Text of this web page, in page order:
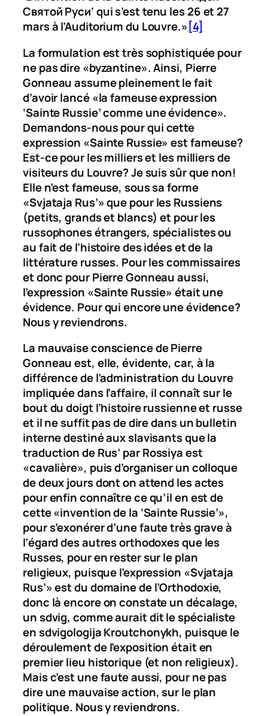
Святой Рyси‘ qui s’est tenu les 26 et 27
mars à l’Auditorium du Louvre.» [4]
La formulation est très sophistiquée pour
ne pas dire «byzantine». Ainsi, Pierre
Gonneau assume pleinement le fait
d’avoir lancé «la fameuse expression
‘Sainte Russie’ comme une évidence».
Demandons-nous pour qui cette
expression «Sainte Russie» est fameuse?
Est-ce pour les milliers et les milliers de
visiteurs du Louvre? Je suis sûr que non!
Elle n’est fameuse, sous sa forme
«Svjataja Rus’» que pour les Russiens
(petits, grands et blancs) et pour les
russophones étrangers, spécialistes ou
au fait de l’histoire des idées et de la
littérature russes. Pour les commissaires
et donc pour Pierre Gonneau aussi,
l’expression «Sainte Russie» était une
évidence. Pour qui encore une évidence?
Nous y reviendrons.
La mauvaise conscience de Pierre
Gonneau est, elle, évidente, car, à la
différence de l’administration du Louvre
impliquée dans l’affaire, il connaît sur le
bout du doigt l’histoire russienne et russe
et il ne suffit pas de dire dans un bulletin
interne destiné aux slavisants que la
traduction deRus’ parRossiyaest
«cavalière», puis d’organiser un colloque
de deux jours dont on attend les actes
pour enfin connaître ce qu’il en est de
cette «invention de la ‘Sainte Russie’»,
pour s’exonérer d’une faute très grave à
l’égard des autres orthodoxes que les
Russes, pour en rester sur le plan
religieux, puisque l’expression «Svjataja
Rus’» est du domaine de l’Orthodoxie,
donc là encore on constate un décalage,
unsdvig, comme aurait dit le spécialiste
ensdvigologijaKroutchonykh, puisque le
déroulement de l’exposition était en
premier lieu historique (et non religieux).
Mais c’est une faute aussi, pour ne pas
dire une mauvaise action, sur le plan
politique. Nous y reviendrons.